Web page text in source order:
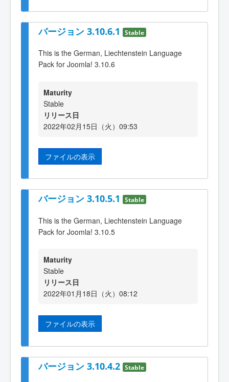
バージョン 3.10.6.1 Stable
This is the German, Liechtenstein Language
Pack for Joomla! 3.10.6
Maturity
Stable
リリース日
2022年02月15日（火）09:53
ファイルの表示
バージョン 3.10.5.1 Stable
This is the German, Liechtenstein Language
Pack for Joomla! 3.10.5
Maturity
Stable
リリース日
2022年01月18日（火）08:12
ファイルの表示
バージョン 3.10.4.2 Stable